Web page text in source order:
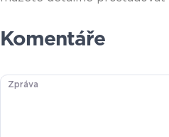
Komentáře